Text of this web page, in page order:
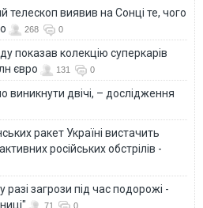
телескоп виявив на Сонці те, чого
268 0
показав колекцію суперкарів
євро
131 0
виникнути двічі, – дослідження
ракет Україні вистачить
російських обстрілів -
загрози під час подорожі -
71 0